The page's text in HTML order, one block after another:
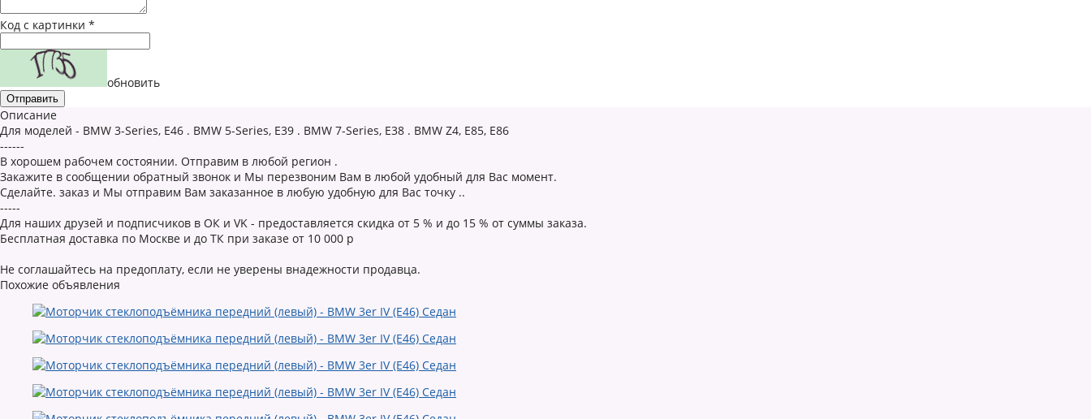
Код с картинки *
обновить
Описание
Для моделей - BMW 3-Series, E46 . BMW 5-Series, E39 . BMW 7-Series, E38 . BMW Z4, E85, E86
------
В хорошем рабочем состоянии. Отправим в любой регион .
Закажите в сообщении обратный звонок и Мы перезвоним Вам в любой удобный для Вас момент.
Cделайте. заказ и Мы отправим Вам заказанное в любую удобную для Вас точку ..
-----
Для наших друзей и подписчиков в ОК и VK - предоставляется скидка от 5 % и до 15 % от суммы заказа.
Бесплатная доставка по Москве и до ТК при заказе от 10 000 р
Не соглашайтесь на предоплату, если не уверены внадежности продавца.
Похожие объявления